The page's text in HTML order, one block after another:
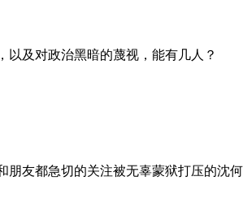
及对政治黑暗的蔑视，能有几人？
友都急切的关注被无辜蒙狱打压的沈